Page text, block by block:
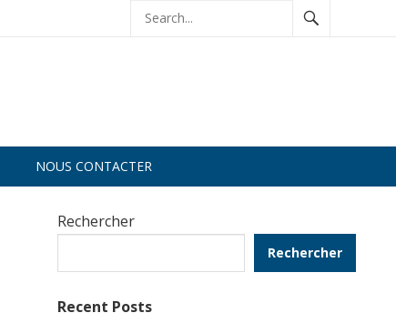
NOUS CONTACTER
Rechercher
Rechercher
Recent Posts